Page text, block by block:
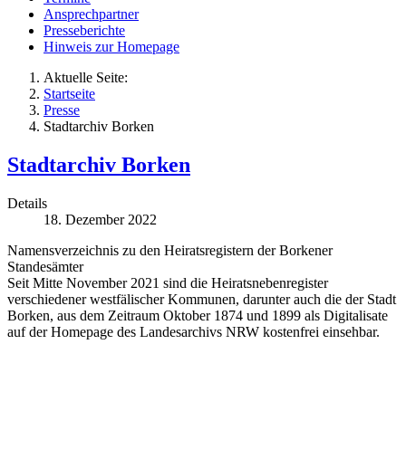
Ansprechpartner
Presseberichte
Hinweis zur Homepage
Aktuelle Seite:
Startseite
Presse
Stadtarchiv Borken
Stadtarchiv Borken
Details
18. Dezember 2022
Namensverzeichnis zu den Heiratsregistern der Borkener
Standesämter
Seit Mitte November 2021 sind die Heiratsnebenregister
verschiedener westfälischer Kommunen, darunter auch die der Stadt
Borken, aus dem Zeitraum Oktober 1874 und 1899 als Digitalisate
auf der Homepage des Landesarchivs NRW kostenfrei einsehbar.